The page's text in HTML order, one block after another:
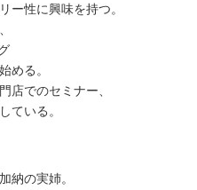
ー性に興味を持つ。
める。
店でのセミナー、
ている。
納の実姉。